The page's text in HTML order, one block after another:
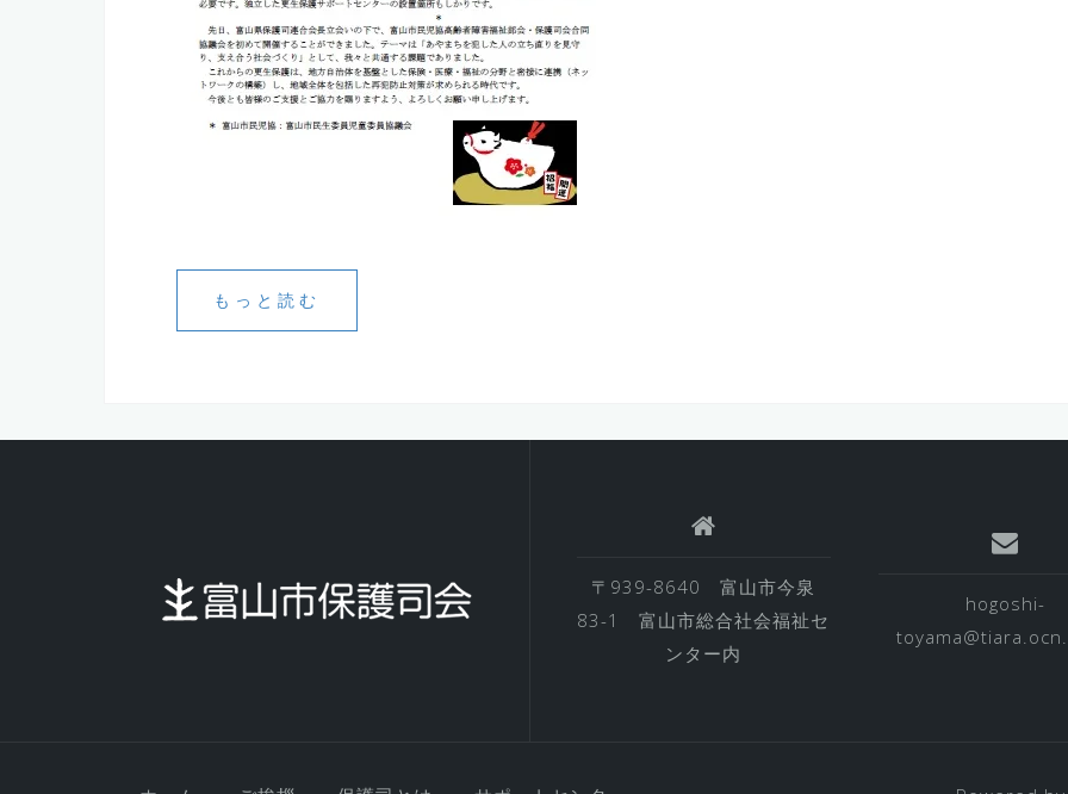
もっと読む
〒939-8640 富山市今泉
83-1 富山市総合社会福祉セ
ンター内
hogoshi-